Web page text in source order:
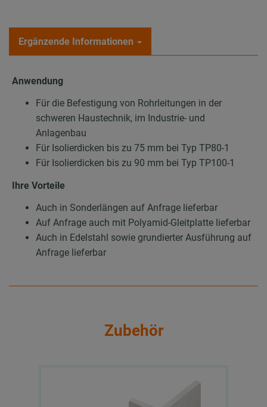
Ergänzende Informationen
Anwendung
Für die Befestigung von Rohrleitungen in der
schweren Haustechnik, im Industrie- und
Anlagenbau
Für Isolierdicken bis zu 75 mm bei Typ TP80-1
Für Isolierdicken bis zu 90 mm bei Typ TP100-1
Ihre Vorteile
Auch in Sonderlängen auf Anfrage lieferbar
Auf Anfrage auch mit Polyamid-Gleitplatte lieferbar
Auch in Edelstahl sowie grundierter Ausführung auf
Anfrage lieferbar
Zubehör